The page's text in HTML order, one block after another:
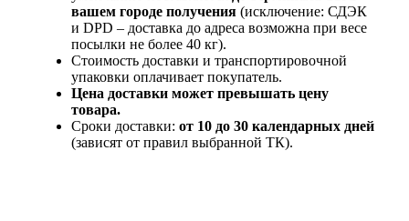
вашем городе получения (исключение: СДЭК
и DPD – доставка до адреса возможна при весе
посылки не более 40 кг).
Стоимость доставки и транспортировочной
упаковки оплачивает покупатель.
Цена доставки может превышать цену
товара.
Сроки доставки: от 10 до 30 календарных дней
(зависят от правил выбранной ТК).